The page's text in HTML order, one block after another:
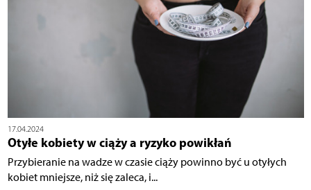
17.04.2024
Otyłe kobiety w ciąży a ryzyko powikłań
Przybieranie na wadze w czasie ciąży powinno być u otyłych
kobiet mniejsze, niż się zaleca, i...